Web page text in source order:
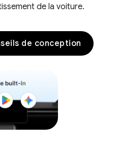
de la voiture.
de conception